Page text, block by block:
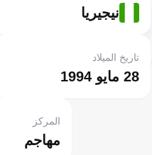
نيجيريا
28 مايو 1994
تاريخ الميلاد
مهاجم
المركز